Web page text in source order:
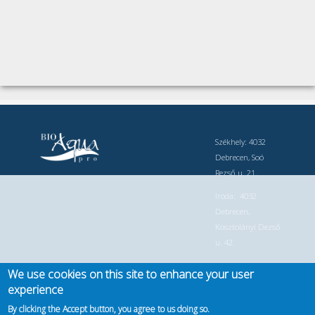
Székhely: 4032
Debrecen, Soó
Rezső u. 21.
Iroda: 4032
Kosztolányi Dezső
u. 42.
Telefonszám: +36
30 749 8526 +36
We use cookies on this site to enhance your user
experience
By clicking the Accept button, you agree to us doing so.